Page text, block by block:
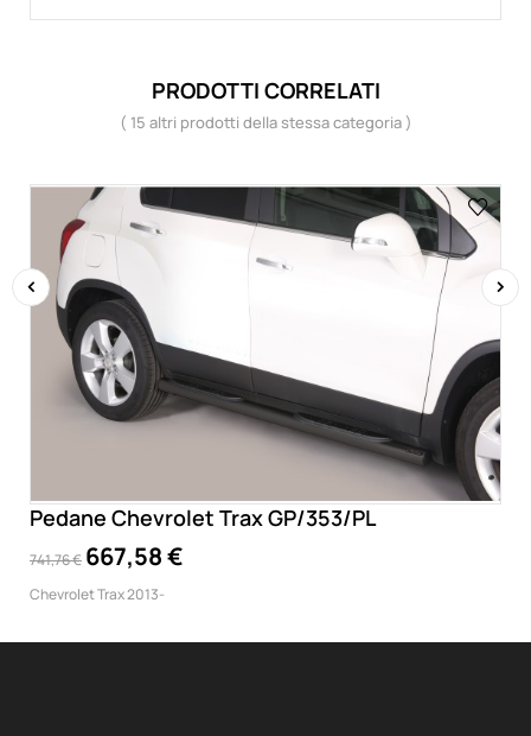
PRODOTTI CORRELATI
( 15 altri prodotti della stessa categoria )
Pedane Chevrolet Trax GP/353/PL
741,76 € 667,58 €
Chevrolet Trax 2013-